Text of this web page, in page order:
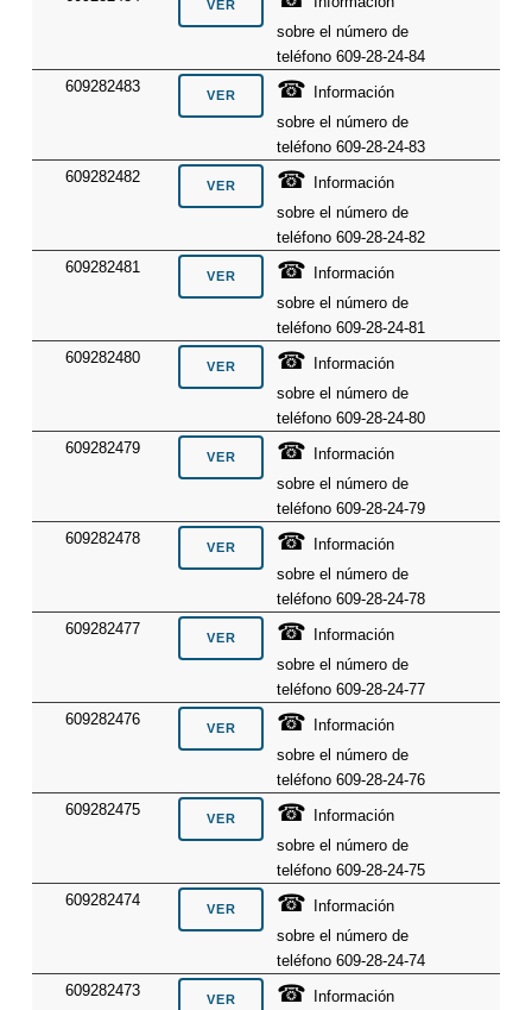
sobre el número de
teléfono 609-28-24-84
609282483
☎ Información
sobre el número de
teléfono 609-28-24-83
609282482
☎ Información
sobre el número de
teléfono 609-28-24-82
609282481
☎ Información
sobre el número de
teléfono 609-28-24-81
609282480
☎ Información
sobre el número de
teléfono 609-28-24-80
609282479
☎ Información
sobre el número de
teléfono 609-28-24-79
609282478
☎ Información
sobre el número de
teléfono 609-28-24-78
609282477
☎ Información
sobre el número de
teléfono 609-28-24-77
609282476
☎ Información
sobre el número de
teléfono 609-28-24-76
609282475
☎ Información
sobre el número de
teléfono 609-28-24-75
609282474
☎ Información
sobre el número de
teléfono 609-28-24-74
609282473
☎ Información